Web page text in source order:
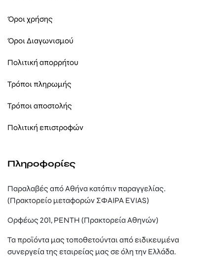
Όροι χρήσης
Όροι Διαγωνισμού
Πολιτική απορρήτου
Τρόποι πληρωμής
Τρόποι αποστολής
Πολιτική επιστροφών
Πληροφορίες
Παραλαβές από Αθήνα κατόπιν παραγγελίας.
(Πρακτορείο μεταφορών ΣΦΑΙΡΑ EVIAS)
Ορφέως 201, ΡΕΝΤΗ (Πρακτορεία Αθηνών)
Τα προϊόντα μας τοποθετούνται από ειδικευμένα
συνεργεία της εταιρείας μας σε όλη την Ελλάδα.